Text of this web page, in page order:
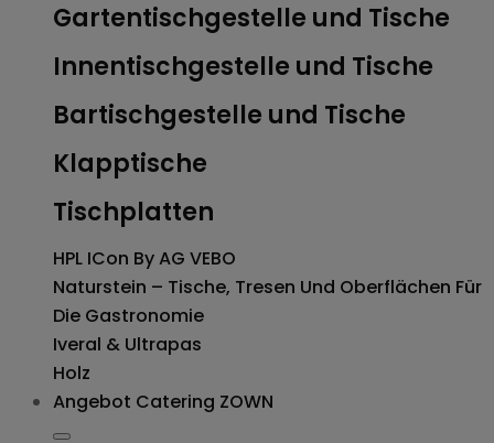
Gartentischgestelle und Tische
Innentischgestelle und Tische
Bartischgestelle und Tische
Klapptische
Tischplatten
HPL ICon By AG VEBO
Naturstein – Tische, Tresen Und Oberflächen Für
Die Gastronomie
Iveral & Ultrapas
Holz
Angebot Catering ZOWN